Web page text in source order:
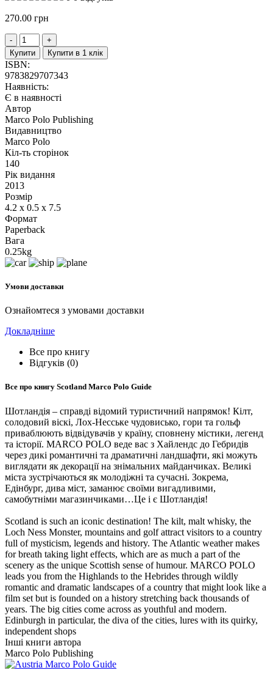
270.00 грн
Купити Купити в 1 клік
ISBN:
9783829707343
Наявність:
Є в наявності
Автор
Marco Polo Publishing
Видавництво
Marco Polo
Кіл-ть сторінок
140
Рік видання
2013
Розмір
4.2 x 0.5 x 7.5
Формат
Paperback
Вага
0.25kg
Умови доставки
Ознайомтеся з умовами доставки
Докладніше
Все про книгу
Відгуків (0)
Все про книгу Scotland Marco Polo Guide
Шотландія – справді відомий туристичний напрямок! Кілт,
солодовий віскі, Лох-Несське чудовисько, гори та гольф
приваблюють відвідувачів у країну, сповнену містики, легенд
та історії. MARCO POLO веде вас з Хайлендс до Гебридів
через дикі романтичні та драматичні ландшафти, які можуть
виглядати як декорації на знімальних майданчиках. Великі
міста зустрічаються як молодіжні та сучасні. Зокрема,
Едінбург, дива міст, заманює своїми вигадливими,
самобутніми магазинчиками…Це і є Шотландія!
Scotland is such an iconic destination! The kilt, malt whisky, the
Loch Ness Monster, mountains and golf attract visitors to a country
full of mysticism, legends and history. The Atlantic weather makes
for breath taking light effects, which are as much a part of the
scenery as the unique Scottish sense of humour. MARCO POLO
leads you from the Highlands to the Hebrides through wildly
romantic and dramatic landscapes of a country that might look like a
film set but is founded on a history stretching back thousands of
years. The big cities come across as youthful and modern.
Edinburgh in particular, the diva of the cities, lures with its quirky,
independent shops
Інші книги автора
Marco Polo Publishing